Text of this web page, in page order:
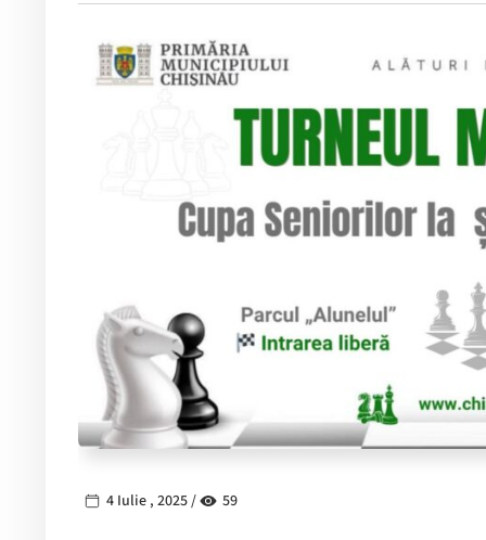
4 Iulie , 2025 / 59